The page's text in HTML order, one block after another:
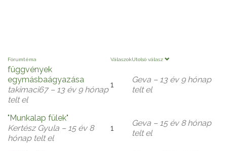
Fórumtéma VálaszokUtolsó válasz
Általános
téma
függvények
egymásbaágyazása
takimaci67– 13 év 9 hónap
telt el
1
Geva – 13 év 9 hónap
telt el
Általános
téma
"Munkalap fülek"
Kertész Gyula – 15 év 8
hónap telt el
1
Geva – 15 év 8 hónap
telt el